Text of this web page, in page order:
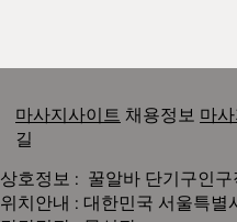
마사지사이트 채용정보 마
길
상호정보 : 꿀알바 단기구인
위치안내 : 대한민국 서울특별